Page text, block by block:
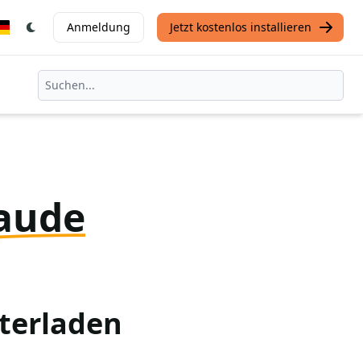
Anmeldung Jetzt kostenlos installieren